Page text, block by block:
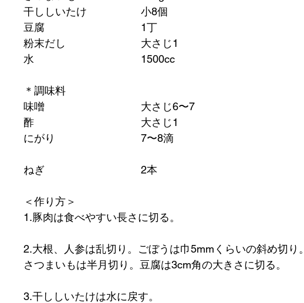
干ししいたけ			小8個
豆腐					1丁
粉末だし				大さじ1
水					1500cc
＊調味料
味噌					大さじ6〜7
酢					大さじ1
にがり				7〜8滴
ねぎ					2本
＜作り方＞
1.豚肉は食べやすい長さに切る。
2.大根、人参は乱切り。ごぼうは巾5mmくらいの斜め切り。
さつまいもは半月切り。豆腐は3cm角の大きさに切る。
3.干ししいたけは水に戻す。